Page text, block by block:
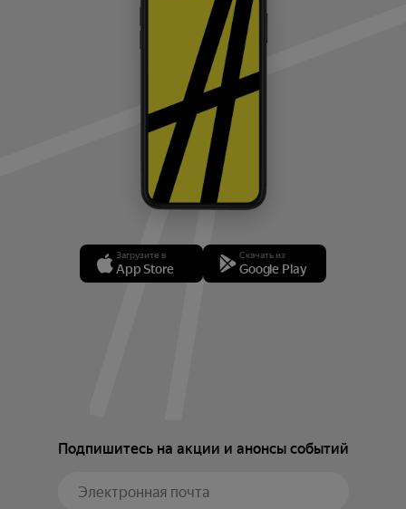
Загрузите в
App Store
Скачать из
Google Play
Подпишитесь на акции и анонсы событий